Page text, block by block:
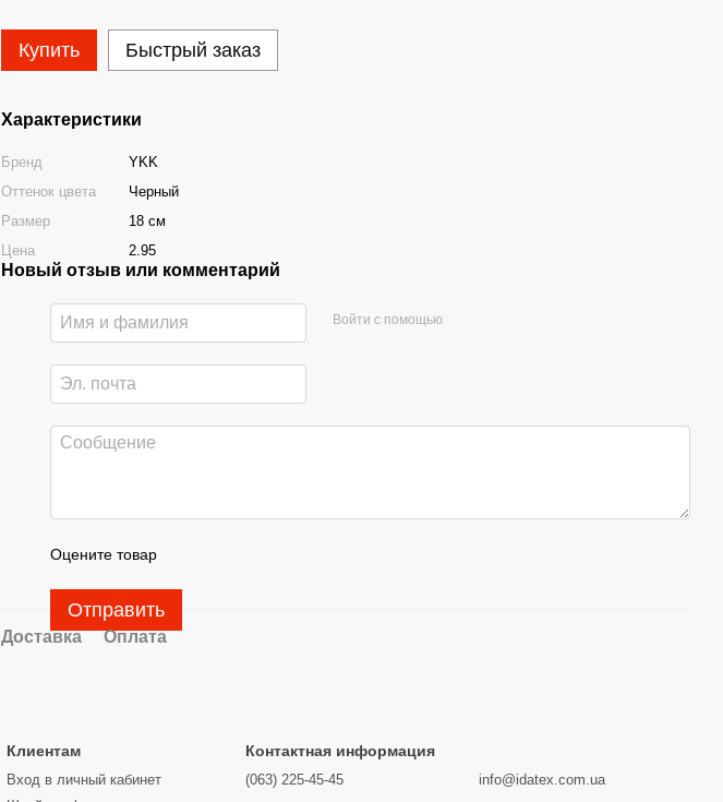
Купить Быстрый заказ
Характеристики
Бренд
YKK
Оттенок цвета
Черный
Размер
18 см
Цена
2.95
Новый отзыв или комментарий
Войти с помощью
Оцените товар
Отправить
Доставка Оплата
Клиентам
Вход в личный кабинет
Контактная информация
(063) 225-45-45
info@idatex.com.ua